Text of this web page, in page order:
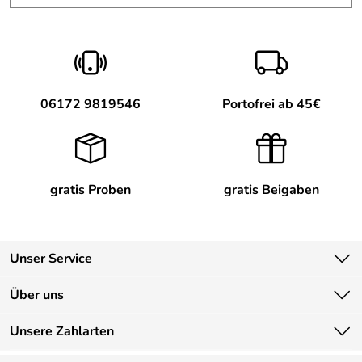
06172 9819546 Portofrei ab 45€
gratis Proben gratis Beigaben
Unser Service
Kontakt
Lieferbedingungen
Über uns
Unsere Bestseller
Unsere Zahlarten